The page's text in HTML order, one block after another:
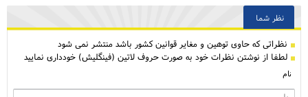
نظر شما
نظراتی كه حاوی توهین و مغایر قوانین کشور باشد منتشر نمی شود
لطفا از نوشتن نظرات خود به صورت حروف لاتین (فینگلیش) خودداری نمایید
نام